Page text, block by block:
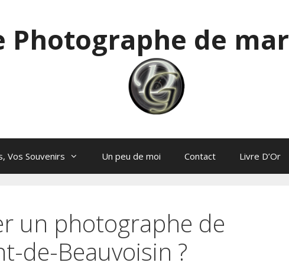
Photographe de
Vos Souvenirs Un peu de moi Contact Livre D’Or
un photographe de
de-Beauvoisin ?